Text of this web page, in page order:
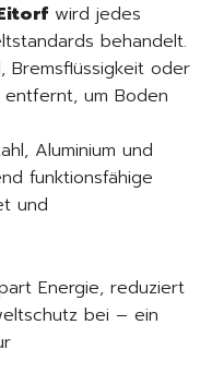
wird jedes
behandelt.
Bremsflüssigkeit oder
um Boden
Aluminium und
funktionsfähige
und
Energie, reduziert
bei – ein